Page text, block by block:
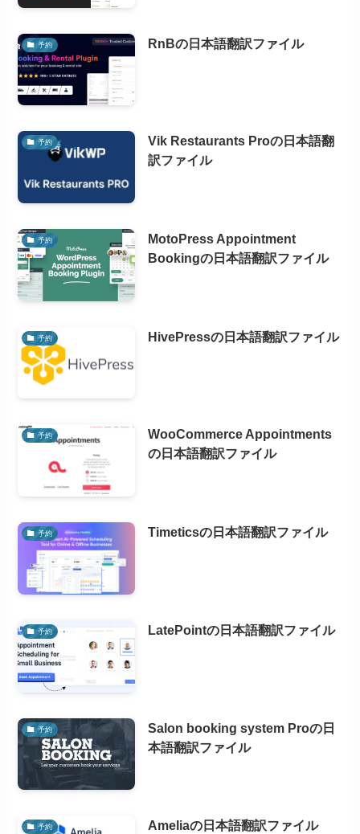
予約 RnBの日本語翻訳ファイル
予約
Vik Restaurants Proの日本語翻
訳ファイル
予約
MotoPress Appointment
Bookingの日本語翻訳ファイル
予約 HivePressの日本語翻訳ファイル
予約
WooCommerce Appointments
の日本語翻訳ファイル
予約 Timeticsの日本語翻訳ファイル
予約 LatePointの日本語翻訳ファイル
予約
Salon booking system Proの日
本語翻訳ファイル
予約 Ameliaの日本語翻訳ファイル